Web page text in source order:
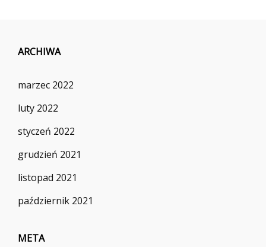
ARCHIWA
marzec 2022
luty 2022
styczeń 2022
grudzień 2021
listopad 2021
październik 2021
META